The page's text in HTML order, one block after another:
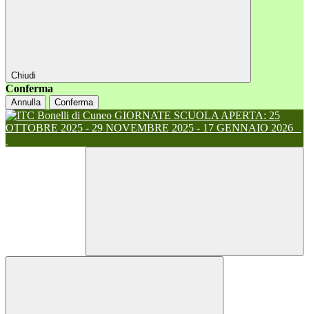
Chiudi
Conferma
Annulla Conferma
GIORNATE SCUOLA APERTA: 25
OTTOBRE 2025 - 29 NOVEMBRE 2025 - 17 GENNAIO 2026